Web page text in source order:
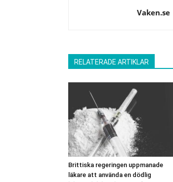
Vaken.se
RELATERADE ARTIKLAR
Brittiska regeringen uppmanade
läkare att använda en dödlig